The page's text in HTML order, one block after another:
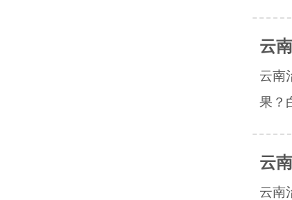
云
云南
果？
云
云南